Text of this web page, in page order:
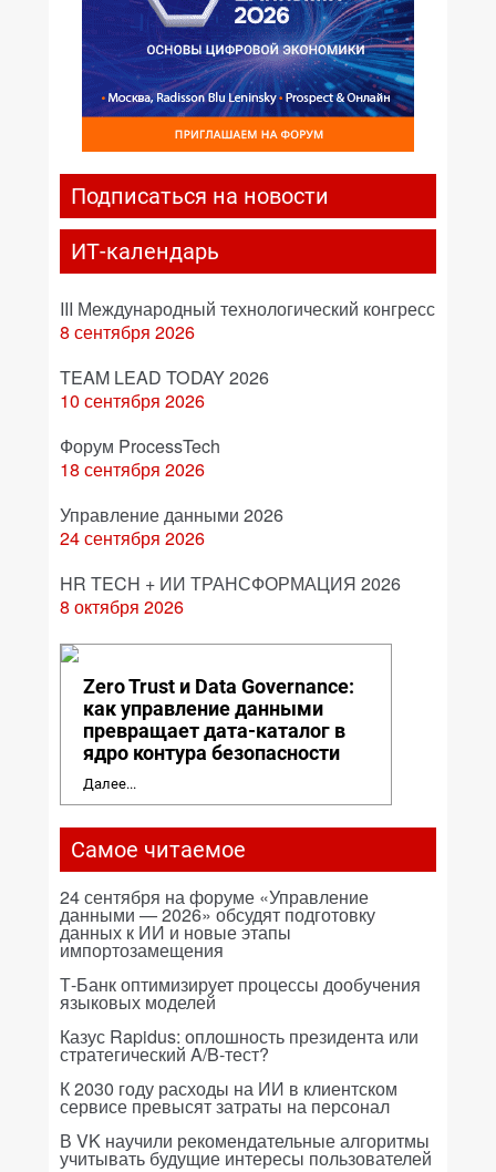
Подписаться на новости
ИТ-календарь
III Международный технологический конгресс
8 сентября 2026
TEAM LEAD TODAY 2026
10 сентября 2026
Форум ProcessTech
18 сентября 2026
Управление данными 2026
24 сентября 2026
HR TECH + ИИ ТРАНСФОРМАЦИЯ 2026
8 октября 2026
Zero Trust и Data Governance:
как управление данными
превращает дата-каталог в
ядро контура безопасности
Далее...
Самое читаемое
24 сентября на форуме «Управление
данными — 2026» обсудят подготовку
данных к ИИ и новые этапы
импортозамещения
Т-Банк оптимизирует процессы дообучения
языковых моделей
Казус Rapidus: оплошность президента или
стратегический A/B-тест?
К 2030 году расходы на ИИ в клиентском
сервисе превысят затраты на персонал
В VK научили рекомендательные алгоритмы
учитывать будущие интересы пользователей